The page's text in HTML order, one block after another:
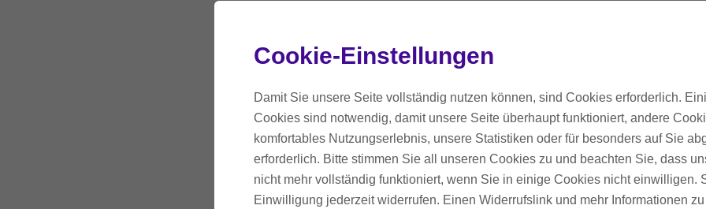
Anmeldung
Danke! Ihre E-Mail-Adresse ist erfolgreich
Cookie-Einstellungen
Damit Sie unsere Seite vollständig nutzen können, sind Cookies erforderlich.
Cookies sind notwendig, damit unsere Seite überhaupt funktioniert, andere
komfortables Nutzungserlebnis, unsere Statistiken oder für besonders auf Sie
erforderlich. Bitte stimmen Sie all unseren Cookies zu und beachten Sie, dass
nicht mehr vollständig funktioniert, wenn Sie in einige Cookies nicht einwilligen.
Einwilligung jederzeit widerrufen. Einen Widerrufslink und mehr Informationen